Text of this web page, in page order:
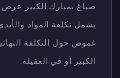
صباغ بمبارك الكبير
يشمل تكلفة المواد
غموض حول التكلفة
الكبير أو في العقيلة.